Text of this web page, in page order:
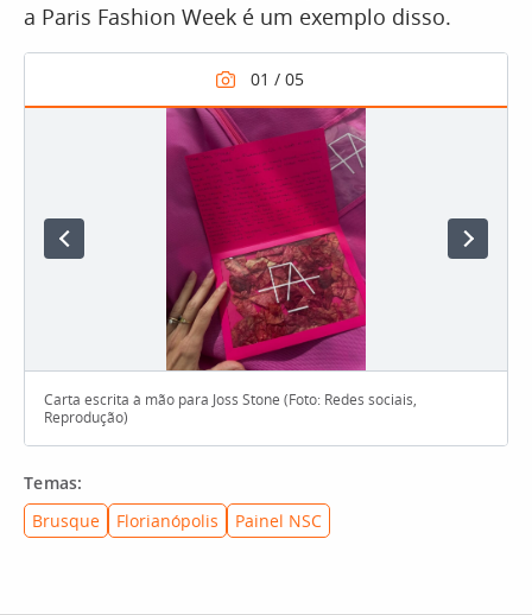
a Paris Fashion Week é um exemplo disso.
Carta escrita à mão para Joss Stone (Foto: Redes sociais,
Reprodução)
Temas:
Brusque
Florianópolis Painel NSC